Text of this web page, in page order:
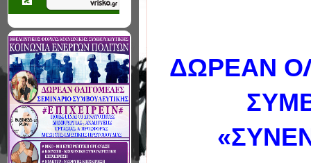
ΔΩΡΕΑΝ